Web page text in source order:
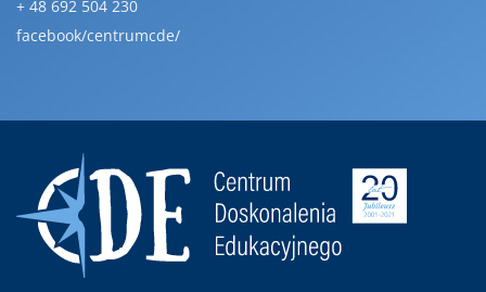
+ 48 692 504 230
facebook/centrumcde/